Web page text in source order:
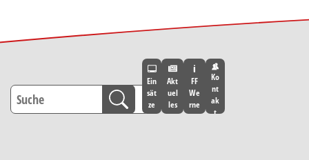
Ein
sät
ze
Akt
uel
les
FF
We
rne
Ko
nt
ak
t